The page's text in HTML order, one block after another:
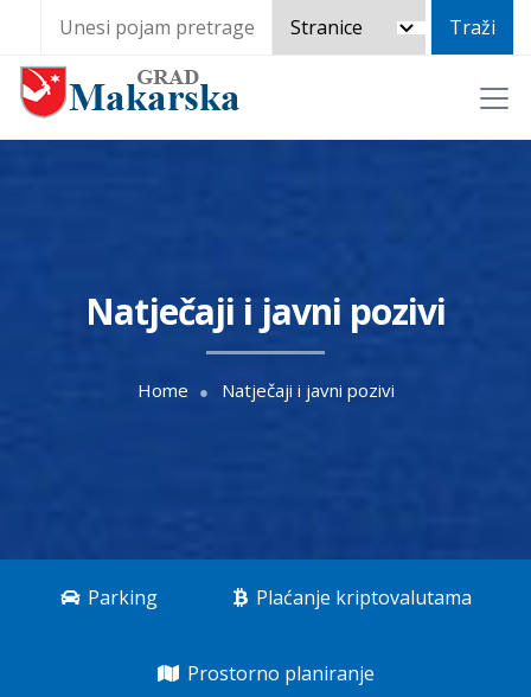
Natječaji i javni pozivi
Home Natječaji i javni pozivi
Parking Plaćanje kriptovalutama
Prostorno planiranje